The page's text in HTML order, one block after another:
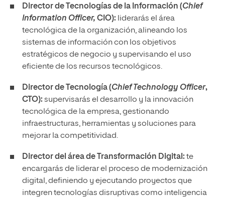
Director de Tecnologías de la Información (Chief
Information Officer, CIO): liderarás el área
tecnológica de la organización, alineando los
sistemas de información con los objetivos
estratégicos de negocio y supervisando el uso
eficiente de los recursos tecnológicos.
Director de Tecnología (Chief Technology Officer,
CTO): supervisarás el desarrollo y la innovación
tecnológica de la empresa, gestionando
infraestructuras, herramientas y soluciones para
mejorar la competitividad.
Director del área de Transformación Digital: te
encargarás de liderar el proceso de modernización
digital, definiendo y ejecutando proyectos que
integren tecnologías disruptivas como inteligencia